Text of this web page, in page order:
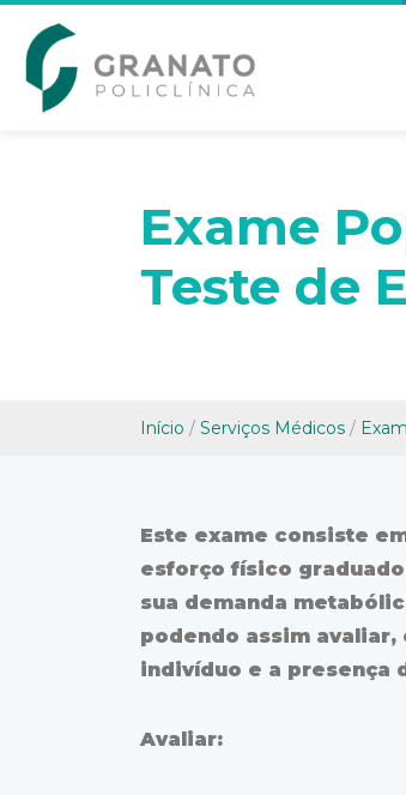
Exame
Teste de
Início / Serviços Médicos /
Este exame consiste
esforço físico
sua demanda
podendo assim
indivíduo e a presença
Avaliar: